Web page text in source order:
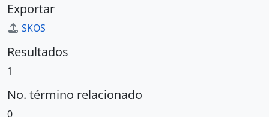
Exportar
SKOS
Resultados
1
No. término relacionado
0